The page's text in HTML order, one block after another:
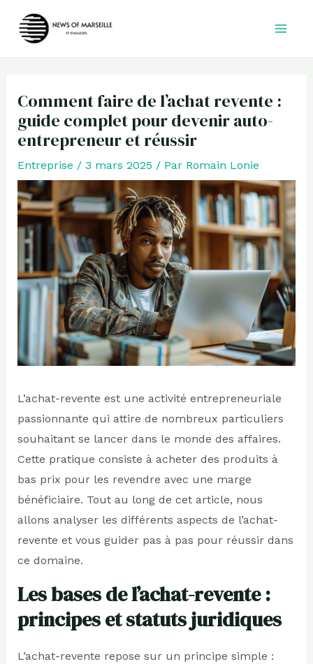
Comment faire de l’achat revente :
guide complet pour devenir auto-
entrepreneur et réussir
Entreprise / 3 mars 2025 / Par Romain Lonie
L’achat-revente est une activité entrepreneuriale
passionnante qui attire de nombreux particuliers
souhaitant se lancer dans le monde des affaires.
Cette pratique consiste à acheter des produits à
bas prix pour les revendre avec une marge
bénéficiaire. Tout au long de cet article, nous
allons analyser les différents aspects de l’achat-
revente et vous guider pas à pas pour réussir dans
ce domaine.
Les bases de l’achat-revente :
principes et statuts juridiques
L’achat-revente repose sur un principe simple :